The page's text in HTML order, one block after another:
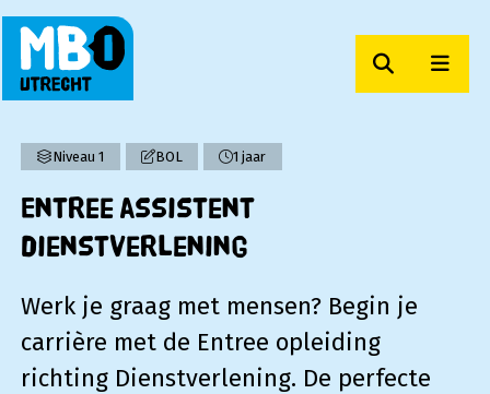
Zoeken
Niveau 1 BOL 1 jaar
Entree assistent
dienstverlening
Werk je graag met mensen? Begin je
carrière met de Entree opleiding
richting Dienstverlening. De perfecte